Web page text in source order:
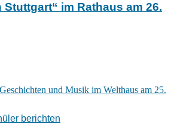
im Rathaus am 26.
berichten